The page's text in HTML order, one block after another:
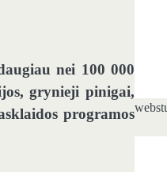
nei 100 000
grynieji pinigai,
programos